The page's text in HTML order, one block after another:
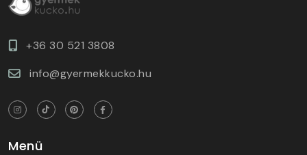
+36 30 521 3808
info@gyermekkucko.hu
Menü